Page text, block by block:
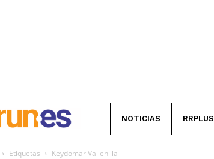
NOTICIAS RRPLUS
Etiquetas Keydomar Vallenilla